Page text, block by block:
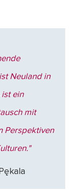
Neuland in
ein
mit
Perspektiven